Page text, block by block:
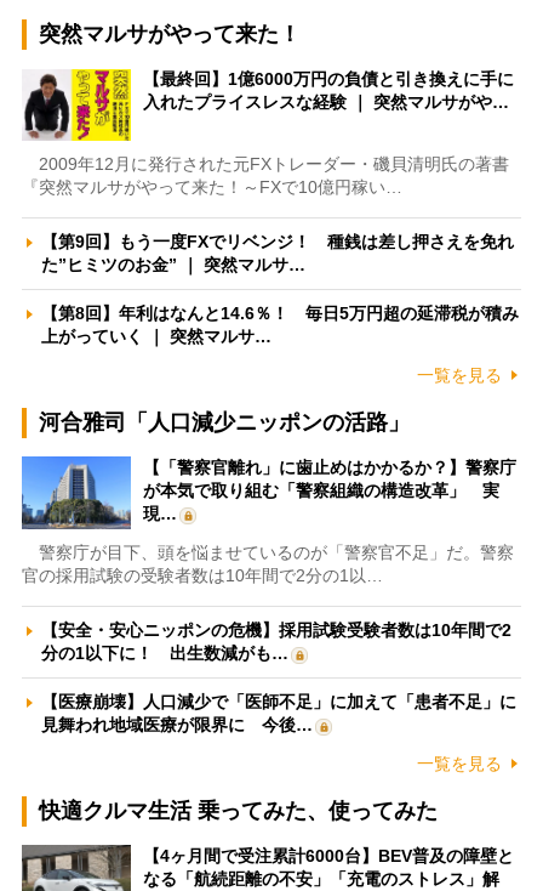
突然マルサがやって来た！
【最終回】1億6000万円の負債と引き換えに手に
入れたプライスレスな経験 ｜ 突然マルサがや…
2009年12月に発行された元FXトレーダー・磯貝清明氏の著書
『突然マルサがやって来た！～FXで10億円稼い…
【第9回】もう一度FXでリベンジ！ 種銭は差し押さえを免れ
た”ヒミツのお金” ｜ 突然マルサ…
【第8回】年利はなんと14.6％！ 毎日5万円超の延滞税が積み
上がっていく ｜ 突然マルサ…
一覧を見る
河合雅司「人口減少ニッポンの活路」
【「警察官離れ」に歯止めはかかるか？】警察庁
が本気で取り組む「警察組織の構造改革」 実
現…
警察庁が目下、頭を悩ませているのが「警察官不足」だ。警察
官の採用試験の受験者数は10年間で2分の1以…
【安全・安心ニッポンの危機】採用試験受験者数は10年間で2
分の1以下に！ 出生数減がも…
【医療崩壊】人口減少で「医師不足」に加えて「患者不足」に
見舞われ地域医療が限界に 今後…
一覧を見る
快適クルマ生活 乗ってみた、使ってみた
【4ヶ月間で受注累計6000台】BEV普及の障壁と
なる「航続距離の不安」「充電のストレス」解